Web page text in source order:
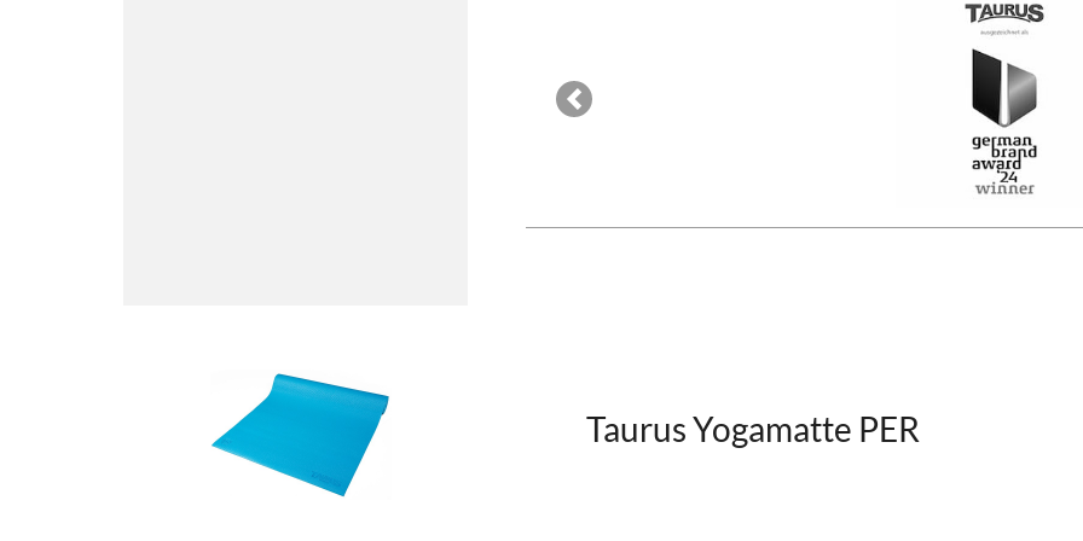
Previous
Taurus Yogamatte PER